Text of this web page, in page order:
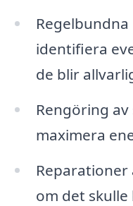
identifiera
de blir
Rengöring
maximera
om det skulle